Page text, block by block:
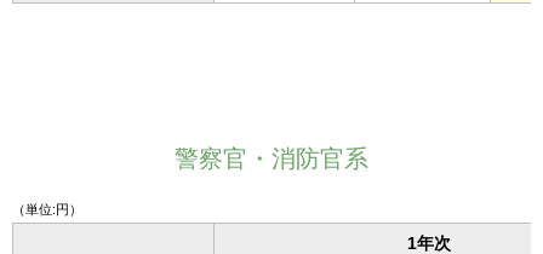
警察官・消防官系
（単位:円）
1年次